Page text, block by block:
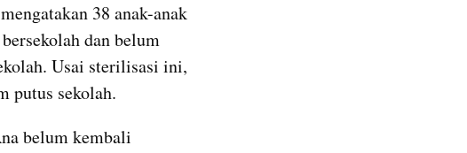
38 anak-anak
dan belum
Usai sterilisasi ini,
putus sekolah.
belum kembali